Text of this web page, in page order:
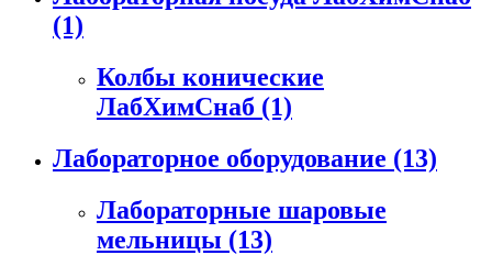
(1)
Колбы конические
ЛабХимСнаб (1)
Лабораторное оборудование (13)
Лабораторные шаровые
мельницы (13)